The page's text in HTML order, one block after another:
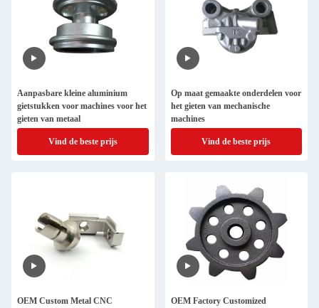
Aanpasbare kleine aluminium
gietstukken voor machines voor het
gieten van metaal
Vind de beste prijs
Op maat gemaakte onderdelen voor
het gieten van mechanische
machines
Vind de beste prijs
OEM Custom Metal CNC
OEM Factory Customized